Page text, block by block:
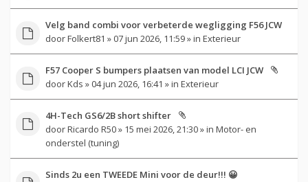
Velg band combi voor verbeterde wegligging F56 JCW
doorFolkert81 » 07 jun 2026, 11:59 » in Exterieur
F57 Cooper S bumpers plaatsen van model LCI JCW
doorKds » 04 jun 2026, 16:41 » in Exterieur
4H-Tech GS6/2B short shifter
doorRicardo R50» 15 mei 2026, 21:30 » in Motor- en
onderstel (tuning)
Sinds 2u een TWEEDE Mini voor de deur!!! 😀